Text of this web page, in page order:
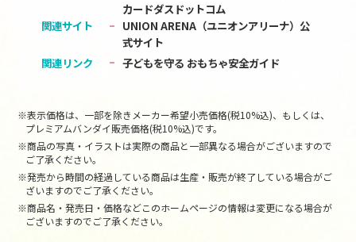
関連サイト
カードダスドットコム
UNION ARENA（ユニオンアリーナ）公
式サイト
関連リンク
子どもを守る おもちゃ安全ガイド
※表示価格は、一部を除きメーカー希望小売価格(税10%込)、もしくは、
プレミアムバンダイ販売価格(税10%込)です。
※商品の写真・イラストは実際の商品と一部異なる場合がございますので
ご了承ください。
※発売から時間の経過している商品は生産・販売が終了している場合がご
ざいますのでご了承ください。
※商品名・発売日・価格などこのホームページの情報は変更になる場合が
ございますのでご了承ください。